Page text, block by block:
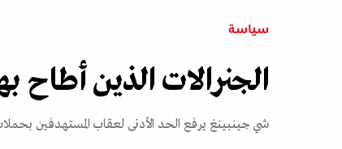
سياسة
الجنرالات الذين
شي جينبينغ يرفع الحد الأدنى لعقاب المستهدفين